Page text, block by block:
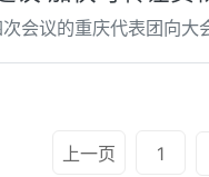
会议的重庆代表团向
上一页 1